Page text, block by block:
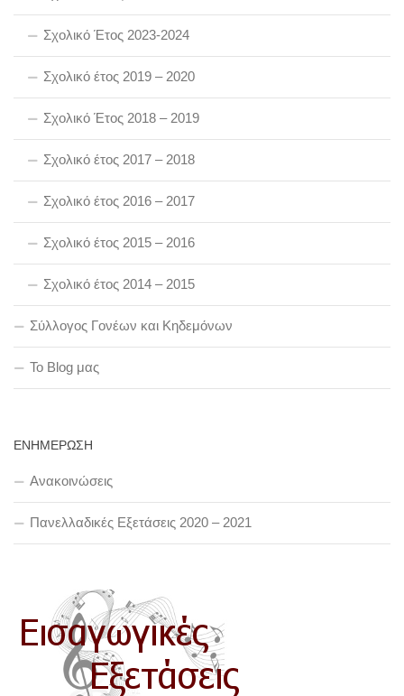
Σχολικό Έτος 2023-2024
Σχολικό έτος 2019 – 2020
Σχολικό Έτος 2018 – 2019
Σχολικό έτος 2017 – 2018
Σχολικό έτος 2016 – 2017
Σχολικό έτος 2015 – 2016
Σχολικό έτος 2014 – 2015
Σύλλογος Γονέων και Κηδεμόνων
To Blog μας
ΕΝΗΜΕΡΩΣΗ
Ανακοινώσεις
Πανελλαδικές Εξετάσεις 2020 – 2021